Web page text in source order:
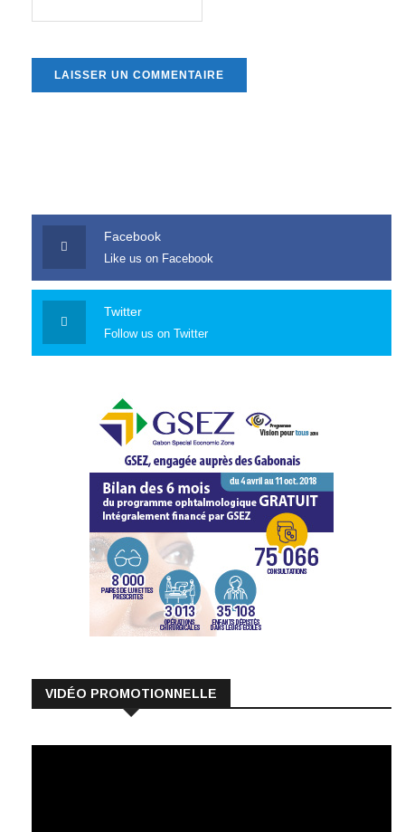
Facebook
Like us on Facebook
Twitter
Follow us on Twitter
VIDÉO PROMOTIONNELLE